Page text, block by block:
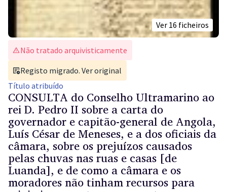
Não tratado arquivisticamente
Registo migrado. Ver original
Título atribuído
CONSULTA do Conselho Ultramarino ao
rei D. Pedro II sobre a carta do
governador e capitão-general de Angola,
Luís César de Meneses, e a dos oficiais da
câmara, sobre os prejuízos causados
pelas chuvas nas ruas e casas [de
Luanda], e de como a câmara e os
moradores não tinham recursos para
Ver 16 ficheiros